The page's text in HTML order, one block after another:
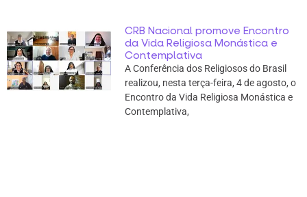
CRB Nacional promove Encontro
da Vida Religiosa Monástica e
Contemplativa
A Conferência dos Religiosos do Brasil
realizou, nesta terça-feira, 4 de agosto, o
Encontro da Vida Religiosa Monástica e
Contemplativa,